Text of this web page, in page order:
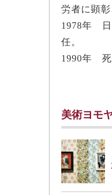
労者に顕彰
1978年 日
任。
1990年 死
美術ヨモ